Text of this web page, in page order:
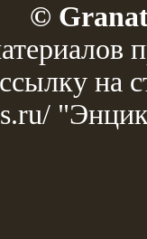
©
ссылку на